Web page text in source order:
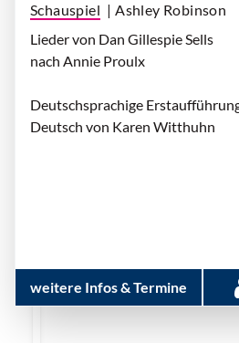
Schauspiel | Ashley Robinson
Lieder von Dan Gillespie Sells
nach Annie Proulx
Deutschsprachige
Deutsch von Karen Witthuhn
weitere Infos & Termine